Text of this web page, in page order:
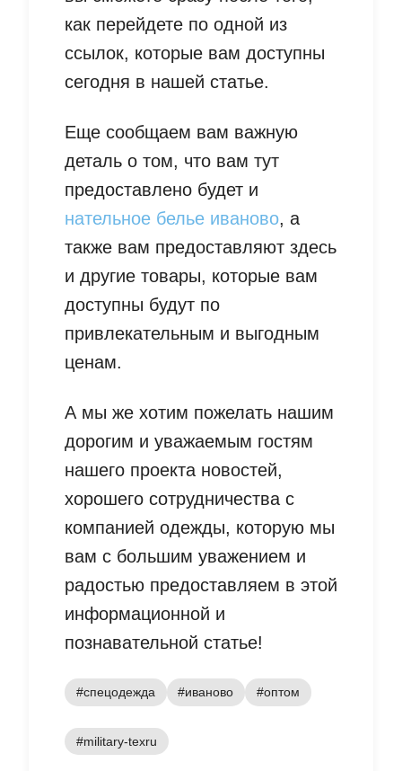
как перейдете по одной из
ссылок, которые вам доступны
сегодня в нашей статье.
Еще сообщаем вам важную
деталь о том, что вам тут
предоставлено будет и
нательное белье иваново, а
также вам предоставляют здесь
и другие товары, которые вам
доступны будут по
привлекательным и выгодным
ценам.
А мы же хотим пожелать нашим
дорогим и уважаемым гостям
нашего проекта новостей,
хорошего сотрудничества с
компанией одежды, которую мы
вам с большим уважением и
радостью предоставляем в этой
информационной и
познавательной статье!
#спецодежда #иваново #оптом
#military-texru